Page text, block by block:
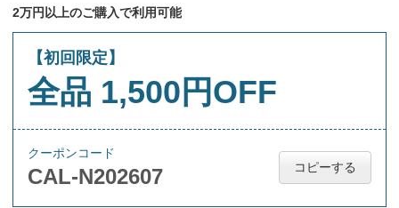
2万円以上のご購入で利用可能
【初回限定】
全品 1,500円OFF
クーポンコード
CAL-N202607 コピーする